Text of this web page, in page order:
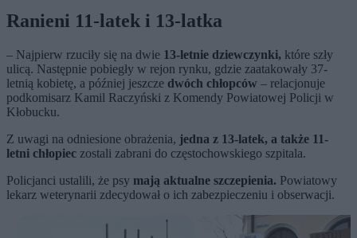
Ranieni 11-latek i 13-latka
– Najpierw rzuciły się na dwie 13-letnie dziewczynki, które szły
ulicą. Następnie pobiegły w rejon rynku, gdzie zaatakowały 37-
letnią kobietę, a później jeszcze dwóch chłopców – relacjonuje
podkomisarz Kamil Raczyński z Komendy Powiatowej Policji w
Kłobucku.
Z uwagi na odniesione obrażenia, jedna z 13-latek, a także 11-
letni chłopiec zostali zabrani do częstochowskiego szpitala.
Policjanci ustalili, że psy mają aktualne szczepienia. Powiatowy
lekarz weterynarii zdecydował o ich zabezpieczeniu i obserwacji.